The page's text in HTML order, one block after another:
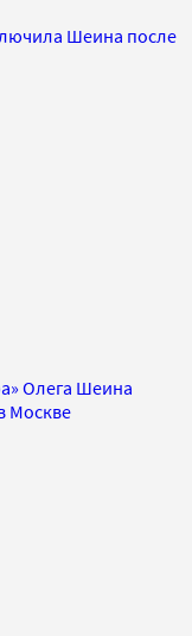
Шеина после
Олега Шеина
Москве